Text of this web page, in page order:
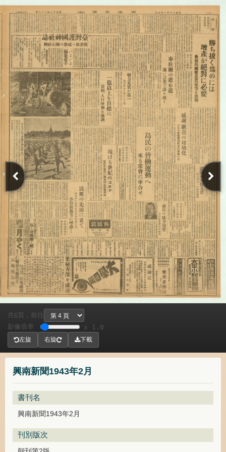
興南新聞1943年2月
書刊名
興南新聞1943年2月
刊別版次
共 6頁， 前往
影像倍率
x 1.0
左旋 右旋 下載